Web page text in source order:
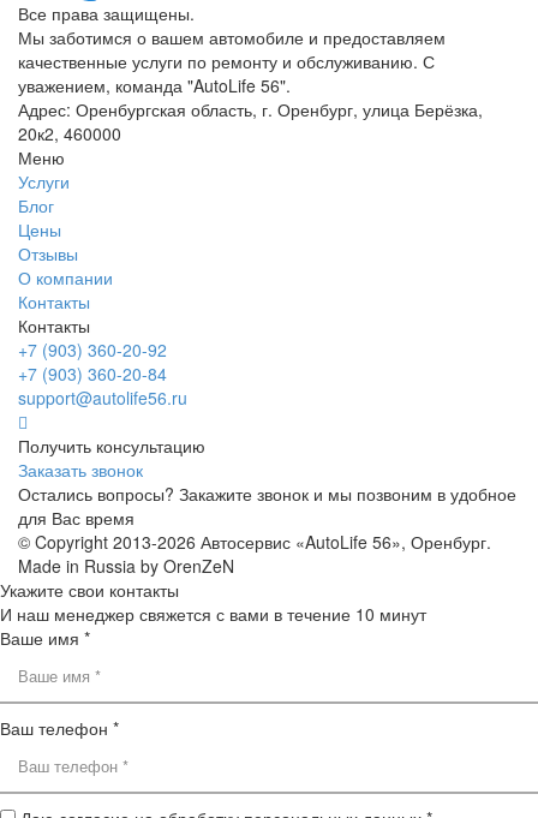
Все права защищены.
Мы заботимся о вашем автомобиле и предоставляем
качественные услуги по ремонту и обслуживанию. С
уважением, команда "AutoLife 56".
Адрес: Оренбургская область, г. Оренбург, улица Берёзка,
20к2, 460000
Меню
Услуги
Блог
Цены
Отзывы
О компании
Контакты
Контакты
+7 (903) 360-20-92
+7 (903) 360-20-84
support@autolife56.ru
Получить консультацию
Заказать звонок
Остались вопросы? Закажите звонок и мы позвоним в удобное
для Вас время
© Copyright 2013-2026 Автосервис «AutoLife 56», Оренбург.
Made in Russia by OrenZeN
Укажите свои контакты
И наш менеджер свяжется с вами в течение 10 минут
Ваше имя *
Ваш телефон *